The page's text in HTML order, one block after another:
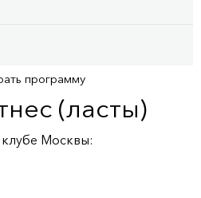
программу
(ласты)
клубe Москвы: